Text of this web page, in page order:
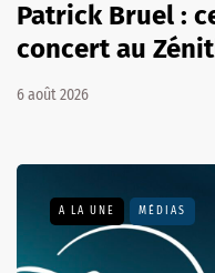
Patrick Bruel :
concert au
6 août 2026
A LA UNE MÉDIAS